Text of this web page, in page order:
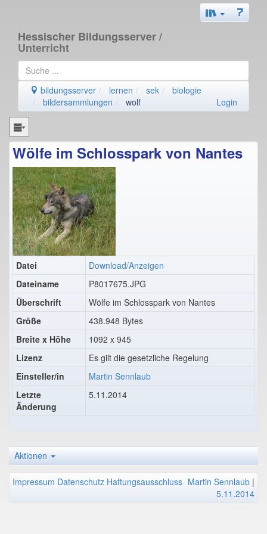
Hessischer Bildungsserver/
Unterricht
bildungsserver lernen sek
biologie
bildersammlungen
wolf Login
Wölfe im Schlosspark von Nantes
Datei
Download/Anzeigen
Dateiname
P8017675.JPG
Überschrift
Wölfe im Schlosspark von Nantes
Größe
438.948 Bytes
Breite x Höhe
1092 x 945
Lizenz
Es gilt die gesetzliche Regelung
Einsteller/in
Martin Sennlaub
Letzte
Änderung
5.11.2014
Aktionen
Impressum Datenschutz Haftungsausschluss Martin Sennlaub |
5.11.2014